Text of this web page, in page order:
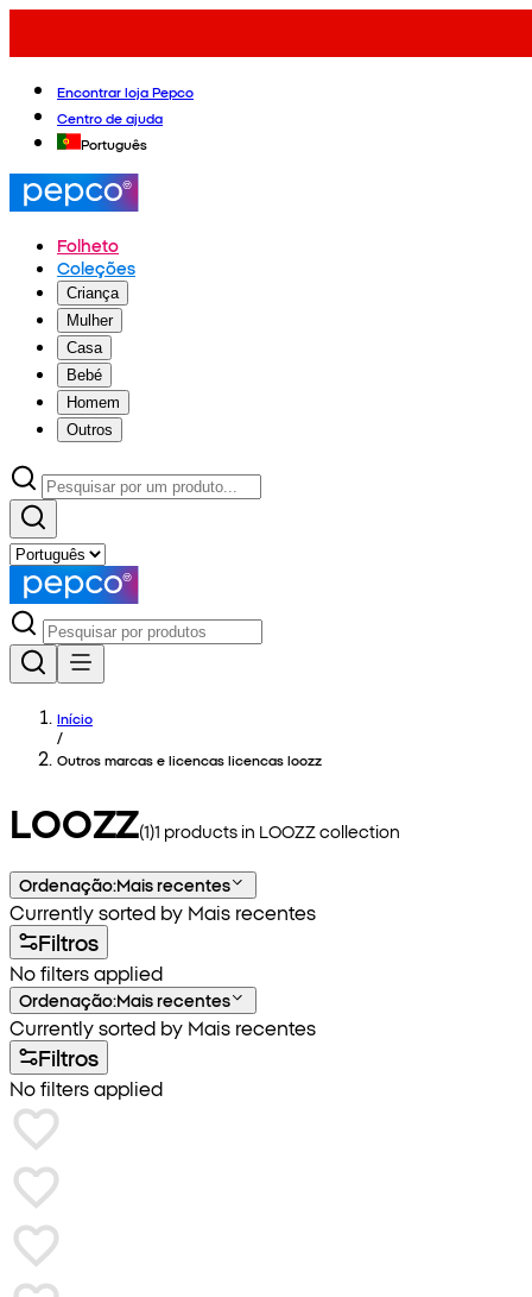
Encontrar loja Pepco
Centro de ajuda
Português
Folheto
Coleções
Criança
Mulher
Casa
Bebé
Homem
Outros
Início
/
Outros marcas e licencas licencas loozz
LOOZZ(1)1 products in LOOZZcollection
Ordenação:Mais recentes
Currently sorted by Mais recentes
Filtros
No filters applied
Ordenação:Mais recentes
Currently sorted by Mais recentes
Filtros
No filters applied